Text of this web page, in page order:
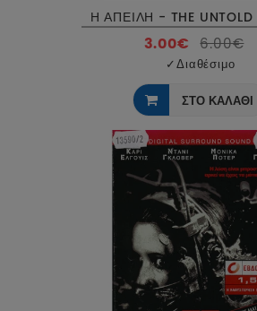
3.00€ 6.00€
✓Διαθέσιμο
ΣΤΟ ΚΑΛΑΘΙ